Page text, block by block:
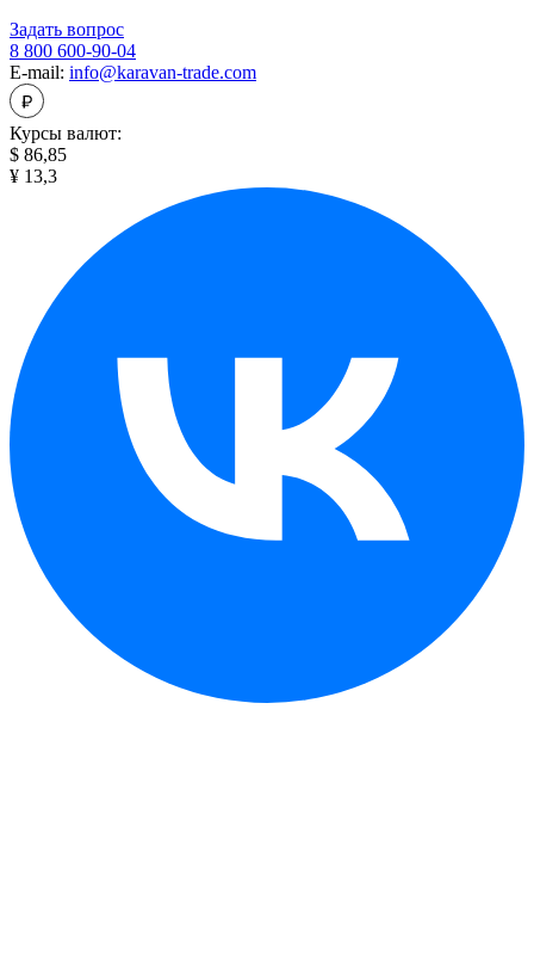
Задать вопрос
8 800 600-90-04
E-mail: info@karavan-trade.com
Курсы валют:
$ 86,85
¥ 13,3